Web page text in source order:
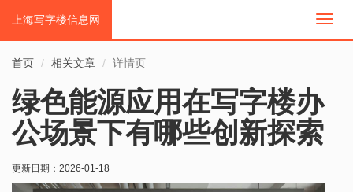
切
上海写字楼信息网
首页 相关文章 详情页
绿色能源应用在写字楼办
公场景下有哪些创新探索
更新日期： 2026-01-18